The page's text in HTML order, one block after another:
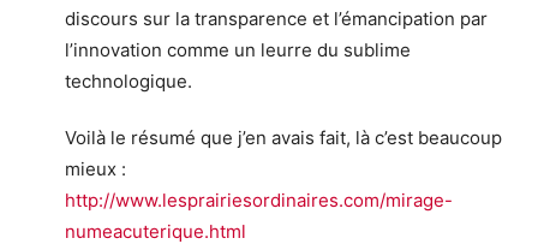
discours sur la transparence et l’émancipation par
l’innovation comme un leurre du sublime
technologique.
Voilà le résumé que j’en avais fait, là c’est beaucoup
mieux :
http://www.lesprairiesordinaires.com/mirage-
numeacuterique.html